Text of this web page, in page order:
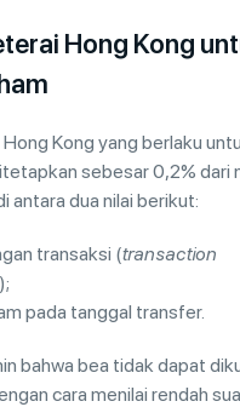
Hong Kong
Kong yang berlaku
sebesar 0,2% dari
antara dua nilai berikut:
transaksi (transaction
);
pada tanggal transfer.
bahwa bea tidak dapat
cara menilai rendah